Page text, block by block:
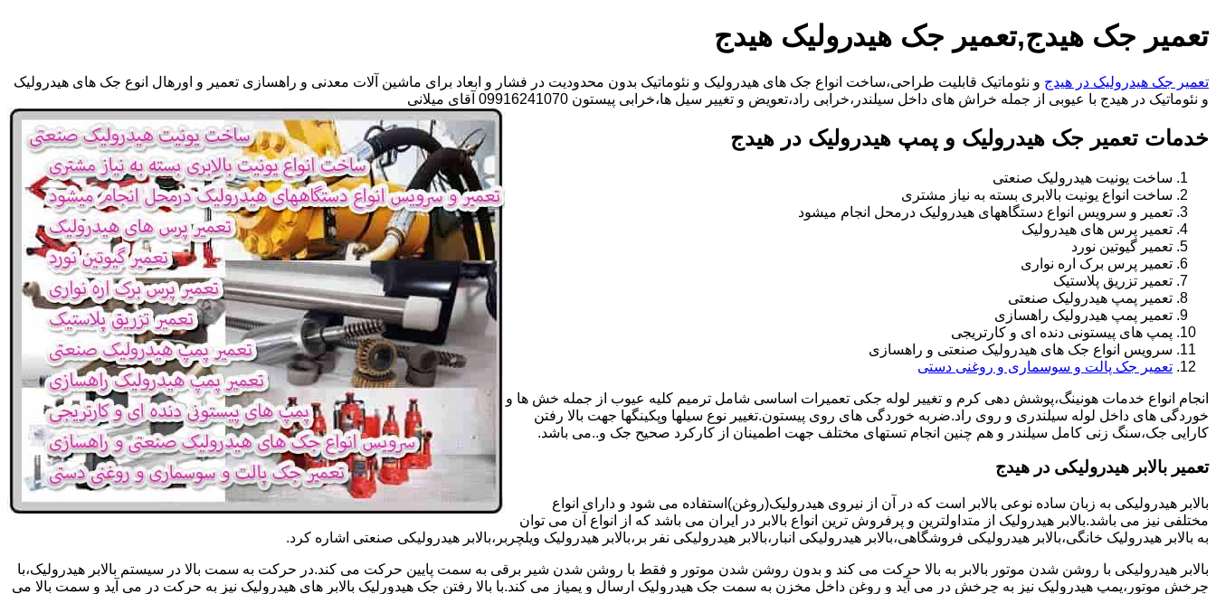
تعمیر جک هیدج,تعمیر جک هیدرولیک هیدج
تعمیر جک هیدرولیک در هیدج و نئوماتیک قابلیت طراحی،ساخت انواع جک های هیدرولیک و نئوماتیک بدون محدودیت در فشار و ابعاد برای ماشین آلات معدنی و راهسازی تعمیر و اورهال انوع جک های هیدرولیک
و نئوماتیک در هیدج با عیوبی از جمله خراش های داخل سیلندر،خرابی راد،تعویض و تغییر سیل ها،خرابی پیستون 09916241070 آقای میلانی
خدمات تعمیر جک هیدرولیک و پمپ هیدرولیک در هیدج
ساخت یونیت هیدرولیک صنعتی
ساخت انواع یونیت بالابری بسته به نیاز مشتری
تعمیر و سرویس انواع دستگاههای هیدرولیک درمحل انجام میشود
تعمیر پرس های هیدرولیک
تعمیر گیوتین نورد
تعمیر پرس برک اره نواری
تعمیر تزریق پلاستیک
تعمیر پمپ هیدرولیک صنعتی
تعمیر پمپ هیدرولیک راهسازی
پمپ های پیستونی دنده ای و کارتریجی
سرویس انواع جک های هیدرولیک صنعتی و راهسازی
تعمیر جک پالت و سوسماری و روغنی دستی
انجام انواع خدمات هونینگ،پوشش دهی کرم و تغییر لوله جکی تعمیرات اساسی شامل ترمیم کلیه عیوب از جمله خش ها و
خوردگی های داخل لوله سیلندری و روی راد.ضربه خوردگی های روی پیستون.تغییر نوع سیلها وپکینگها جهت بالا رفتن
کارایی جک،سنگ زنی کامل سیلندر و هم چنین انجام تستهای مختلف جهت اطمینان از کارکرد صحیح جک و..می باشد.
تعمیر بالابر هیدرولیکی در هیدج
بالابر هیدرولیکی به زبان ساده نوعی بالابر است که در آن از نیروی هیدرولیک(روغن)استفاده می شود و دارای انواع
مختلفی نیز می باشد.بالابر هیدرولیک از متداولترین و پرفروش ترین انواع بالابر در ایران می باشد که از انواع آن می توان
به بالابر هیدرولیک خانگی،بالابر هیدرولیکی فروشگاهی،بالابر هیدرولیکی انبار،بالابر هیدرولیکی نفر بر،بالابر هیدرولیک ویلچربر،بالابر هیدرولیکی صنعتی اشاره کرد.
بالابر هیدرولیکی با روشن شدن موتور بالابر به بالا حرکت می کند و بدون روشن شدن موتور و فقط با روشن شدن شیر برقی به سمت پایین حرکت می کند.در حرکت به سمت بالا در سیستم بالابر هیدرولیک،با
چرخش موتور،پمپ هیدرولیک نیز به چرخش در می آید و روغن داخل مخزن به سمت جک هیدرولیک ارسال و پمپاز می کند.با بالا رفتن جک هیدورلیک بالابر های هیدرولیک نیز به حرکت در می آید و سمت بالا می